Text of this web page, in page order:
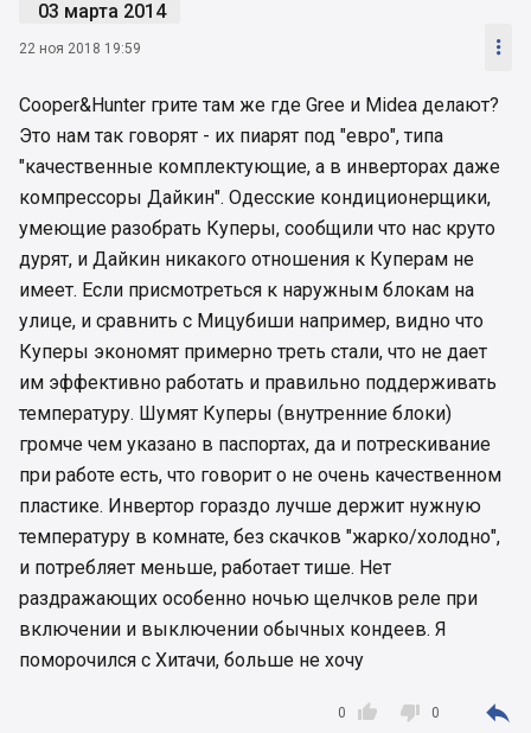
03 марта 2014
22 ноя 2018 19:59 
Cooper&Hunter грите там же где Gree и Midea делают?
Это нам так говорят - их пиарят под "евро", типа
"качественные комплектующие, а в инверторах даже
компрессоры Дайкин". Одесские кондиционерщики,
умеющие разобрать Куперы, сообщили что нас круто
дурят, и Дайкин никакого отношения к Куперам не
имеет. Если присмотреться к наружным блокам на
улице, и сравнить с Мицубиши например, видно что
Куперы экономят примерно треть стали, что не дает
им эффективно работать и правильно поддерживать
температуру. Шумят Куперы (внутренние блоки)
громче чем указано в паспортах, да и потрескивание
при работе есть, что говорит о не очень качественном
пластике. Инвертор гораздо лучше держит нужную
температуру в комнате, без скачков "жарко/холодно",
и потребляет меньше, работает тише. Нет
раздражающих особенно ночью щелчков реле при
включении и выключении обычных кондеев. Я
поморочился с Хитачи, больше не хочу

0  0 